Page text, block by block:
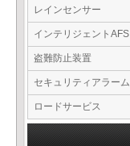
レインセンサー
インテリジェントAFS
盗難防止装置
セキュリティアラーム
ロードサービス